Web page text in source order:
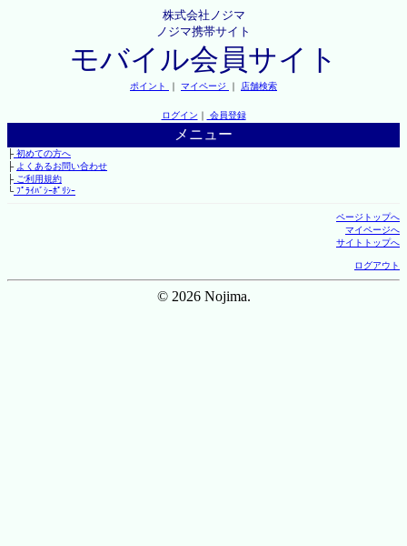
株式会社ノジマ
ノジマ携帯サイト
モバイル会員サイト
ポイント ｜ マイページ ｜ 店舗検索
ログイン ｜ 会員登録
メニュー
├初めての方へ
├ よくあるお問い合わせ
├ご利用規約
└ﾌﾟﾗｲﾊﾞｼｰﾎﾟﾘｼｰ
ページトップへ
マイページへ
サイトトップへ
ログアウト
© 2026 Nojima.